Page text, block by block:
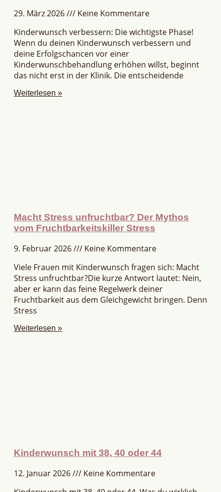
29. März 2026
Keine Kommentare
Kinderwunsch verbessern: Die wichtigste Phase!
Wenn du deinen Kinderwunsch verbessern und
deine Erfolgschancen vor einer
Kinderwunschbehandlung erhöhen willst, beginnt
das nicht erst in der Klinik. Die entscheidende
Weiterlesen »
Macht Stress unfruchtbar? Der Mythos
vom Fruchtbarkeitskiller Stress
9. Februar 2026
Keine Kommentare
Viele Frauen mit Kinderwunsch fragen sich: Macht
Stress unfruchtbar?Die kurze Antwort lautet: Nein,
aber er kann das feine Regelwerk deiner
Fruchtbarkeit aus dem Gleichgewicht bringen. Denn
Stress
Weiterlesen »
Kinderwunsch mit 38, 40 oder 44
12. Januar 2026
Keine Kommentare